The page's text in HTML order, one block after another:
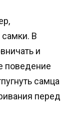
В
и
поведение
самца
перед